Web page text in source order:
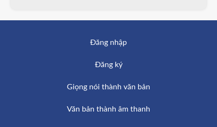
Đăng nhập
Đăng ký
Giọng nói thành văn bản
Văn bản thành âm thanh